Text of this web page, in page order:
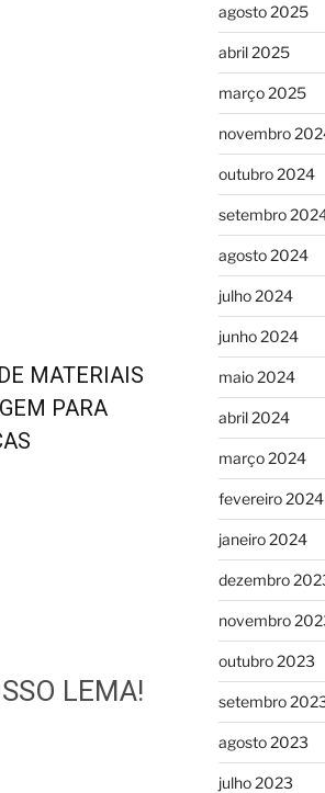
MATERIAIS
PARA
LEMA!
agosto 2025
abril 2025
março 2025
novembro
outubro 2024
setembro
agosto 2024
julho 2024
junho 2024
maio 2024
abril 2024
março 2024
fevereiro 2024
janeiro 2024
dezembro
novembro
outubro 2023
setembro
agosto 2023
julho 2023